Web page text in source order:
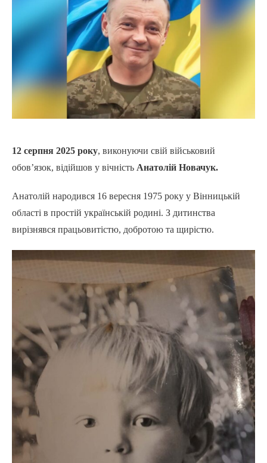
12 серпня 2025 року, виконуючи свій військовий
обов’язок, відійшов у вічність Анатолій Новачук.
Анатолій народився 16 вересня 1975 року у Вінницькій
області в простій українській родині. З дитинства
вирізнявся працьовитістю, добротою та щирістю.